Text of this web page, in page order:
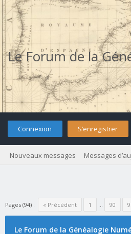
Le Forum de la
Connexion S’enregistrer
Nouveaux messages Messages
Pages (94) : « Précédent 1 … 90
Le Forum de la Généalogie